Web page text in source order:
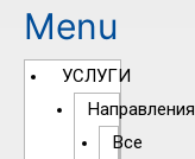
Menu
УСЛУГИ
Направления
Все